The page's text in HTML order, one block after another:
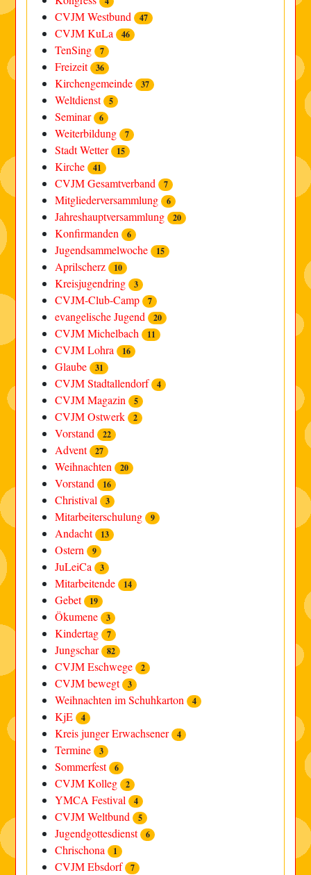
CVJM Westbund 47
CVJM KuLa 46
TenSing 7
Freizeit 36
Kirchengemeinde 37
Weltdienst 5
Seminar 6
Weiterbildung 7
Stadt Wetter 15
Kirche 41
CVJM Gesamtverband 7
Mitgliederversammlung 6
Jahreshauptversammlung 20
Konfirmanden 6
Jugendsammelwoche 15
Aprilscherz 10
Kreisjugendring 3
CVJM-Club-Camp 7
evangelische Jugend 20
CVJM Michelbach 11
CVJM Lohra 16
Glaube 31
CVJM Stadtallendorf 4
CVJM Magazin 5
CVJM Ostwerk 2
Vorstand 22
Advent 27
Weihnachten 20
Vorstand 16
Christival 3
Mitarbeiterschulung 9
Andacht 13
Ostern 9
JuLeiCa 3
Mitarbeitende 14
Gebet 19
Ökumene 3
Kindertag 7
Jungschar 82
CVJM Eschwege 2
CVJM bewegt 3
Weihnachten im Schuhkarton 4
KjE 4
Kreis junger Erwachsener 4
Termine 3
Sommerfest 6
CVJM Kolleg 2
YMCA Festival 4
CVJM Weltbund 5
Jugendgottesdienst 6
Chrischona 1
CVJM Ebsdorf 7